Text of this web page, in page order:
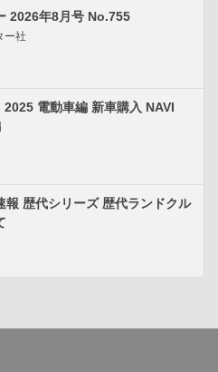
2026年8月号 No.755
ー社
2025 電動車編 新車購入 NAVI
報 歴代シリーズ 歴代ランドクル